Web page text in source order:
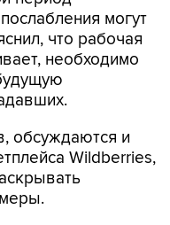
могут
что рабочая
необходимо
обсуждаются и
Wildberries,